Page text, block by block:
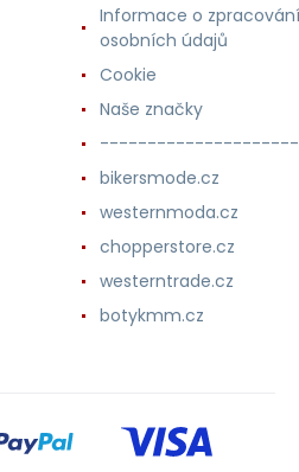
Informace o zpracování
osobních údajů
Cookie
Naše značky
bikersmode.cz
westernmoda.cz
chopperstore.cz
westerntrade.cz
botykmm.cz